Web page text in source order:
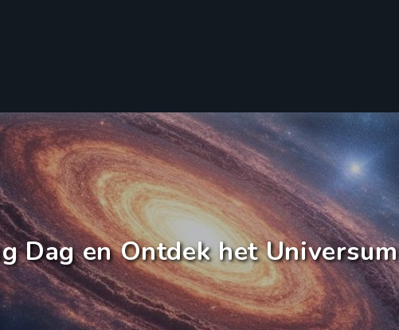
Dag en Ontdek het Universum